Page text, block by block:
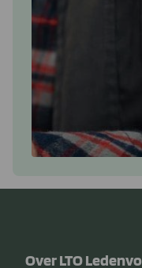
Over LTO